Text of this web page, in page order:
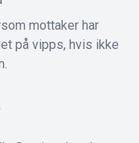
mottaker har
på vipps, hvis ikke